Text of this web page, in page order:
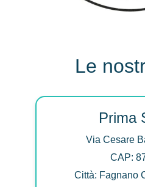
Le
Prima
Via Cesare
CAP:
Città: Fagnano